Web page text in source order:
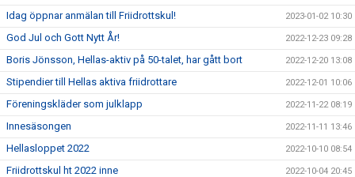
Idag öppnar anmälan till Friidrottskul! 2023-01-02 10:30
God Jul och Gott Nytt År! 2022-12-23 09:28
Boris Jönsson, Hellas-aktiv på 50-talet, har gått bort 2022-12-20 13:08
Stipendier till Hellas aktiva friidrottare 2022-12-01 10:06
Föreningskläder som julklapp 2022-11-22 08:19
Innesäsongen 2022-11-11 13:46
Hellasloppet 2022 2022-10-10 08:54
Friidrottskul ht 2022 inne 2022-10-04 20:45